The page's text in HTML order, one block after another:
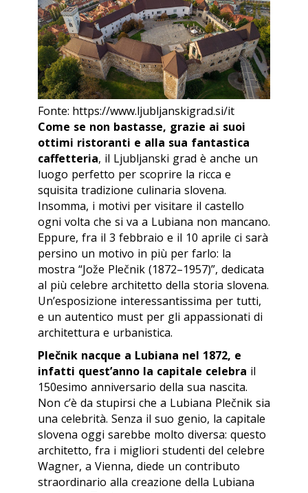
Fonte: https://www.ljubljanskigrad.si/it
Come se non bastasse, grazie ai suoi
ottimi ristoranti e alla sua fantastica
caffetteria, il Ljubljanski grad è anche un
luogo perfetto per scoprire la ricca e
squisita tradizione culinaria slovena.
Insomma, i motivi per visitare il castello
ogni volta che si va a Lubiana non mancano.
Eppure, fra il 3 febbraio e il 10 aprile ci sarà
persino un motivo in più per farlo: la
mostra “Jože Plečnik (1872–1957)”, dedicata
al più celebre architetto della storia slovena.
Un’esposizione interessantissima per tutti,
e un autentico must per gli appassionati di
architettura e urbanistica.
Plečnik nacque a Lubiana nel 1872, e
infatti quest’anno la capitale celebra il
150esimo anniversario della sua nascita.
Non c’è da stupirsi che a Lubiana Plečnik sia
una celebrità. Senza il suo genio, la capitale
slovena oggi sarebbe molto diversa: questo
architetto, fra i migliori studenti del celebre
Wagner, a Vienna, diede un contributo
straordinario alla creazione della Lubiana